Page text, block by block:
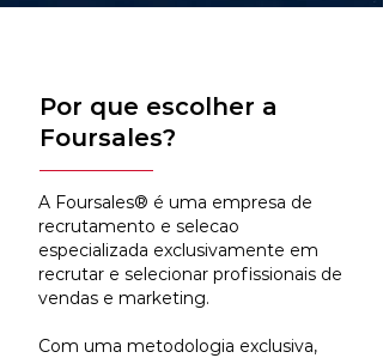
Por que escolher a
Foursales?
A Foursales® é uma empresa de
recrutamento e selecao
especializada exclusivamente em
recrutar e selecionar profissionais de
vendas e marketing.
Com uma metodologia exclusiva,